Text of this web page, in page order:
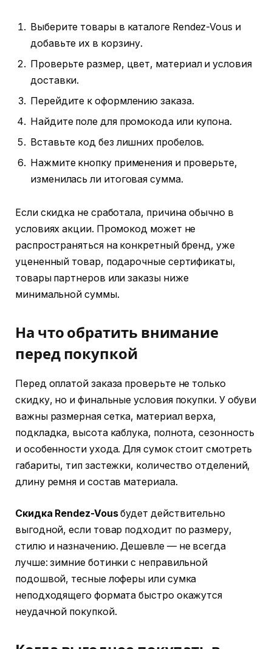
Выберите товары в каталоге Rendez-Vous и
добавьте их в корзину.
Проверьте размер, цвет, материал и условия
доставки.
Перейдите к оформлению заказа.
Найдите поле для промокода или купона.
Вставьте код без лишних пробелов.
Нажмите кнопку применения и проверьте,
изменилась ли итоговая сумма.
Если скидка не сработала, причина обычно в
условиях акции. Промокод может не
распространяться на конкретный бренд, уже
уцененный товар, подарочные сертификаты,
товары партнеров или заказы ниже
минимальной суммы.
На что обратить внимание
перед покупкой
Перед оплатой заказа проверьте не только
скидку, но и финальные условия покупки. У обуви
важны размерная сетка, материал верха,
подкладка, высота каблука, полнота, сезонность
и особенности ухода. Для сумок стоит смотреть
габариты, тип застежки, количество отделений,
длину ремня и состав материала.
Скидка Rendez-Vousбудет действительно
выгодной, если товар подходит по размеру,
стилю и назначению. Дешевле — не всегда
лучше: зимние ботинки с неправильной
подошвой, тесные лоферы или сумка
неподходящего формата быстро окажутся
неудачной покупкой.